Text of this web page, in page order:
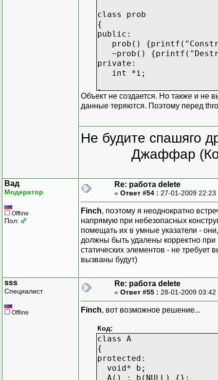
class prob
{
public:
prob()
~prob()
private:
int *i;
};
int main()
prob *my=0;
try
my = new prob();
{
if (my) delete my;
}
return 0;
}
Объект не создается. Но также и не
данные теряются. Поэтому перед
Не будите спашяго
Джаффар
Вад
Модератор
Offline
Пол:
Re: работа delete
« Ответ #54 : 27-01-2009
Finch, поэтому я неоднократно
напрямую при небезопасных
помещать их в умные указатели -
должны быть удалены корректно при
статических элементов - не требует
вызваны будут)
sss
Специалист
Offline
Re: работа delete
« Ответ #55 : 28-01-2009
Finch, вот возможное решение...
Код:
class A
{
protected:
void* b;
A() : b(NULL) {};